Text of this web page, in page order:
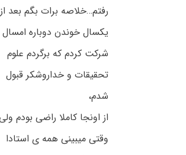
رفتم…خلاصه برات بگم بعد از
یکسال خوندن دوباره امسال
شرکت کردم که برگردم علوم
تحقیقات و خداروشکر قبول
شدم،
از اونجا کاملا راضی بودم
وقتی میبینی همه ی استادا